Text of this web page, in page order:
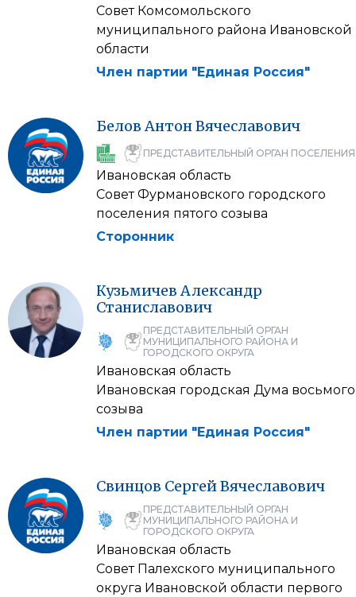
Совет Комсомольского
муниципального района Ивановской
области
Член партии "Единая Россия"
Белов АнтонВячеславович
ПРЕДСТАВИТЕЛЬНЫЙ ОРГАН ПОСЕЛЕНИЯ
Ивановская область
Совет Фурмановского городского
поселения пятого созыва
Сторонник
Кузьмичев Александр
Станиславович
ПРЕДСТАВИТЕЛЬНЫЙ ОРГАН
МУНИЦИПАЛЬНОГО РАЙОНА И
ГОРОДСКОГО ОКРУГА
Ивановская область
Ивановская городская Дума восьмого
созыва
Член партии "Единая Россия"
Свинцов СергейВячеславович
ПРЕДСТАВИТЕЛЬНЫЙ ОРГАН
МУНИЦИПАЛЬНОГО РАЙОНА И
ГОРОДСКОГО ОКРУГА
Ивановская область
Совет Палехского муниципального
округа Ивановской области первого